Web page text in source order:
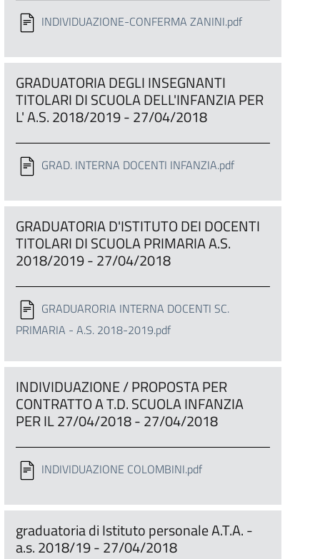
INDIVIDUAZIONE-CONFERMA ZANINI.pdf
GRADUATORIA DEGLI INSEGNANTI
TITOLARI DI SCUOLA DELL'INFANZIA PER
L' A.S. 2018/2019 - 27/04/2018
GRAD. INTERNA DOCENTI INFANZIA.pdf
GRADUATORIA D'ISTITUTO DEI DOCENTI
TITOLARI DI SCUOLA PRIMARIA A.S.
2018/2019 - 27/04/2018
GRADUARORIA INTERNA DOCENTI SC.
PRIMARIA - A.S. 2018-2019.pdf
INDIVIDUAZIONE / PROPOSTA PER
CONTRATTO A T.D. SCUOLA INFANZIA
PER IL 27/04/2018 - 27/04/2018
INDIVIDUAZIONE COLOMBINI.pdf
graduatoria di Istituto personale A.T.A. -
a.s. 2018/19 - 27/04/2018